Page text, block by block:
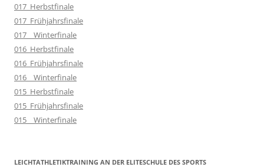
017_Herbstfinale
017_Frühjahrsfinale
017__Winterfinale
016_Herbstfinale
016_Frühjahrsfinale
016__Winterfinale
015_Herbstfinale
015_Frühjahrsfinale
015__Winterfinale
LEICHTATHLETIKTRAINING AN DER ELITESCHULE DES SPORTS